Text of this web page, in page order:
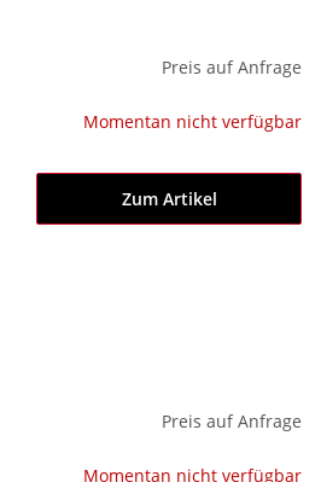
Preis auf Anfrage
Momentan nicht verfügbar
Zum Artikel
Preis auf Anfrage
Momentan nicht verfügbar